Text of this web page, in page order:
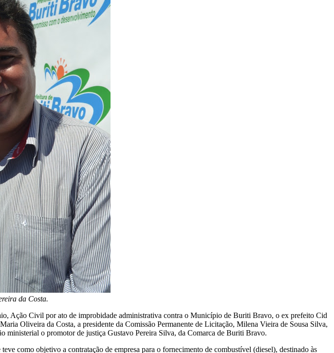
da Costa.
Ação Civil por ato de improbidade administrativa contra o Município de Buriti Bravo, o ex prefeito Cid
Oliveira da Costa, a presidente da Comissão Permanente de Licitação, Milena Vieira de Sousa Silva,
ministerial o promotor de justiça Gustavo Pereira Silva, da Comarca de Buriti Bravo.
como objetivo a contratação de empresa para o fornecimento de combustível (diesel), destinado às